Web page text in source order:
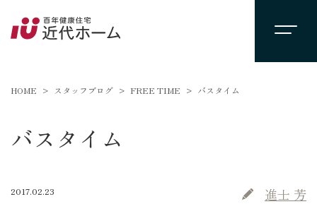
HOME スタッフブログ FREE TIME バスタイム
バスタイム
2017.02.23 進士 芳